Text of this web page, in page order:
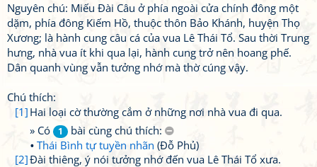
Nguyên chú: Miếu Đài Câu ở phía ngoài cửa chính đông một
dặm, phía đông Kiếm Hồ, thuộc thôn Bảo Khánh, huyện Thọ
Xương; là hành cung câu cá của vua Lê Thái Tổ. Sau thời Trung
hưng, nhà vua ít khi qua lại, hành cung trở nên hoang phế.
Dân quanh vùng vẫn tưởng nhớ mà thờ cúng vậy.
Chú thích:
[1] Hai loại cờ thường cắm ở những nơi nhà vua đi qua.
» Có
1
bài cùng chú thích:
Thái Bình tự tuyền nhãn (Đỗ Phủ)
[2]Đài thiêng, ý nói tưởng nhớ đến vua Lê Thái Tổ xưa.